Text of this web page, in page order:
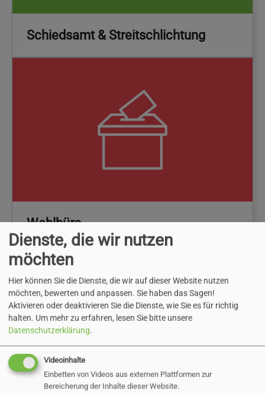
Schiedsamt & Streitschlichtung
Wahlbüro
Dienste, die wir nutzen
möchten
Hier können Sie die Dienste, die wir auf dieser Website nutzen
möchten, bewerten und anpassen. Sie haben das Sagen!
Aktivieren oder deaktivieren Sie die Dienste, wie Sie es für richtig
halten. Um mehr zu erfahren, lesen Sie bitte unsere
Datenschutzerklärung.
Videoinhalte
Einbetten von Videos aus externen Plattformen zur
Bereicherung der Inhalte dieser Website.